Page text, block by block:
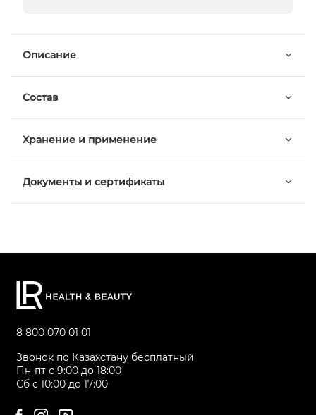
Описание
Состав
Хранение и применение
Документы и сертификаты
8 800 070 01 01
Звонок по Казахстану бесплатный
Пн-пт с 9:00 до 18:00
Сб с 10:00 до 17:00